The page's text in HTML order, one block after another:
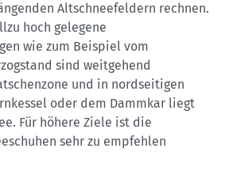
Altschneefeldern rechnen.
hoch gelegene
wie zum Beispiel vom
sind weitgehend
und in nordseitigen
oder dem Dammkar liegt
Für höhere Ziele ist die
sehr zu empfehlen